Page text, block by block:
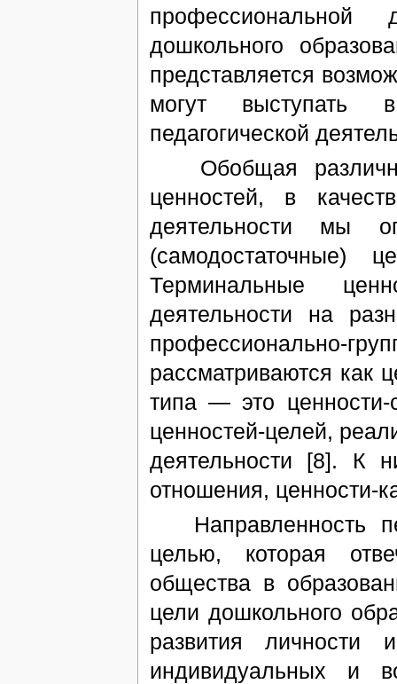
профессиональной
дошкольного
представляется
могут выступать
педагогической
Обобщая
ценностей, в
деятельности мы
(самодостаточные)
Терминальные
деятельности на
профессионально-
рассматриваются как
типа — это ценности-
ценностей-целей,
деятельности [8]. К
отношения, ценности-
Направленность
целью, которая
общества в
цели дошкольного
развития личности
индивидуальных и